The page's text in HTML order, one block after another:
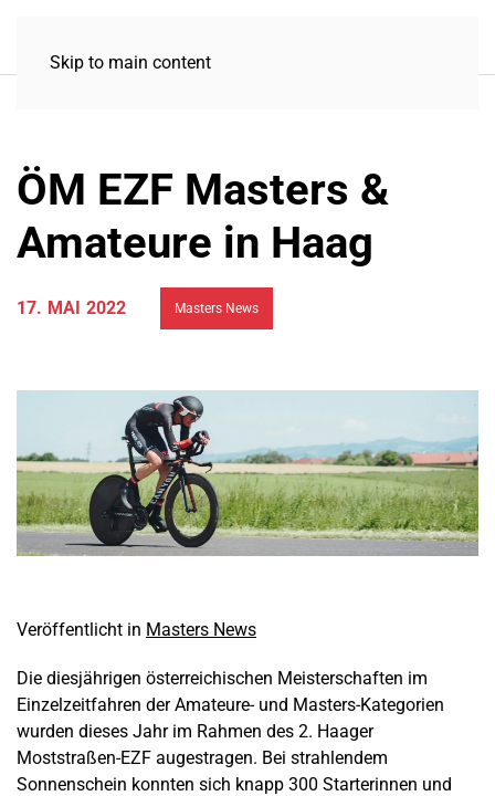
Skip to main content
ÖM EZF Masters &
Amateure in Haag
17. MAI 2022 Masters News
Veröffentlicht in Masters News
Die diesjährigen österreichischen Meisterschaften im
Einzelzeitfahren der Amateure- und Masters-Kategorien
wurden dieses Jahr im Rahmen des 2. Haager
Moststraßen-EZF augestragen. Bei strahlendem
Sonnenschein konnten sich knapp 300 Starterinnen und